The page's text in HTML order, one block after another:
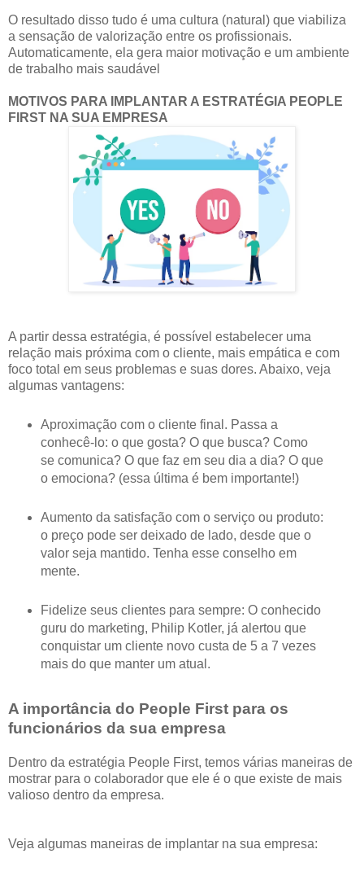
O resultado disso tudo é uma cultura (natural) que viabiliza
a sensação de valorização entre os profissionais.
Automaticamente, ela gera maior motivação e um ambiente
de trabalho mais saudável
MOTIVOS PARA IMPLANTAR A ESTRATÉGIA PEOPLE
FIRST NA SUA EMPRESA
A partir dessa estratégia, é possível estabelecer uma
relação mais próxima com o cliente, mais empática e com
foco total em seus problemas e suas dores. Abaixo, veja
algumas vantagens:
Aproximação com o cliente final. Passa a
conhecê-lo: o que gosta? O que busca? Como
se comunica? O que faz em seu dia a dia? O que
o emociona? (essa última é bem importante!)
Aumento da satisfação com o serviço ou produto:
o preço pode ser deixado de lado, desde que o
valor seja mantido. Tenha esse conselho em
mente.
Fidelize seus clientes para sempre: O conhecido
guru do marketing, Philip Kotler, já alertou que
conquistar um cliente novo custa de 5 a 7 vezes
mais do que manter um atual.
A importância do People First para os
funcionários da sua empresa
Dentro da estratégia People First, temos várias maneiras de
mostrar para o colaborador que ele é o que existe de mais
valioso dentro da empresa.
Veja algumas maneiras de implantar na sua empresa: